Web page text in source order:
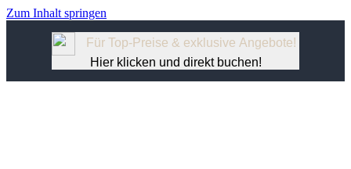
Zum Inhalt springen
Für Top-Preise & exklusive Angebote!
Hier klicken und direkt buchen!